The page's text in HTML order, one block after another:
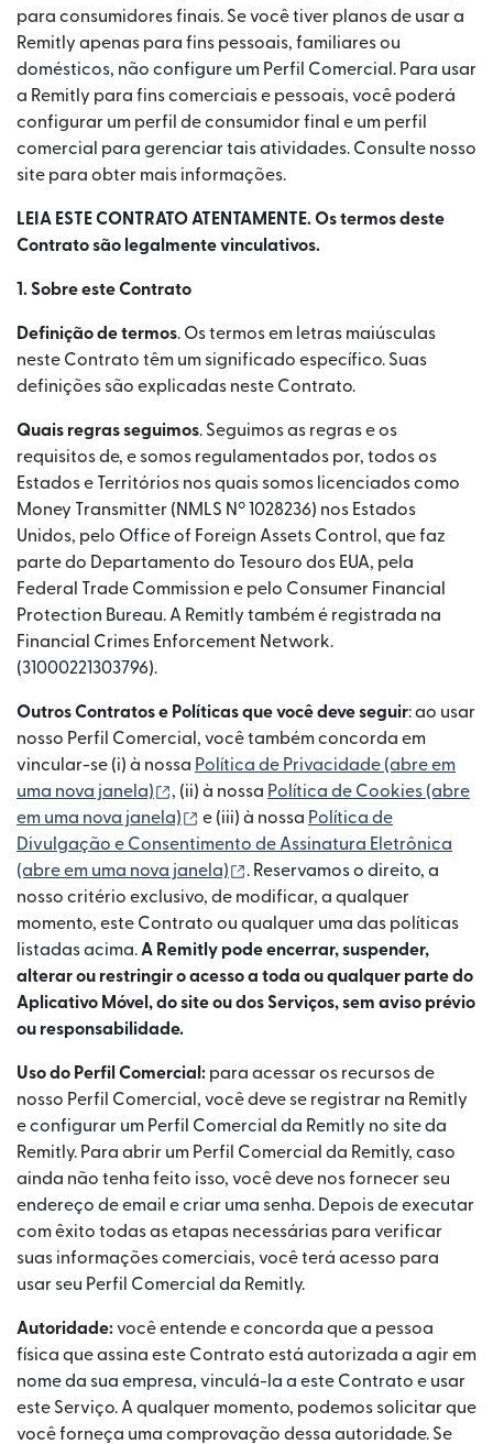
para consumidores finais. Se você tiver planos de usar a
Remitly apenas para fins pessoais, familiares ou
domésticos, não configure um Perfil Comercial. Para usar
a Remitly para fins comerciais e pessoais, você poderá
configurar um perfil de consumidor final e um perfil
comercial para gerenciar tais atividades. Consulte nosso
site para obter mais informações.
LEIA ESTE CONTRATO ATENTAMENTE. Os termos deste
Contrato são legalmente vinculativos.
1. Sobre este Contrato
Definição de termos. Os termos em letras maiúsculas
neste Contrato têm um significado específico. Suas
definições são explicadas neste Contrato.
Quais regras seguimos. Seguimos as regras e os
requisitos de, e somos regulamentados por, todos os
Estados e Territórios nos quais somos licenciados como
Money Transmitter (NMLS Nº 1028236) nos Estados
Unidos, pelo Office of Foreign Assets Control, que faz
parte do Departamento do Tesouro dos EUA, pela
Federal Trade Commission e pelo Consumer Financial
Protection Bureau. A Remitly também é registrada na
Financial Crimes Enforcement Network.
(31000221303796).
Outros Contratos e Políticas que você deve seguir: ao usar
nosso Perfil Comercial, você também concorda em
vincular-se (i) à nossa Política de Privacidade⁠ (abre em
uma nova janela)
(abre em uma nova janela)
, (ii) à nossa Política de Cookies⁠ (abre
em uma nova janela)
(abre em uma nova janela)
e (iii) à nossa Política de
Divulgação e Consentimento de Assinatura Eletrônica⁠
(abre em uma nova janela)
(abre em uma nova janela)
. Reservamos o direito, a
nosso critério exclusivo, de modificar, a qualquer
momento, este Contrato ou qualquer uma das políticas
listadas acima. A Remitly pode encerrar, suspender,
alterar ou restringir o acesso a toda ou qualquer parte do
Aplicativo Móvel, do site ou dos Serviços, sem aviso prévio
ou responsabilidade.
Uso do Perfil Comercial: para acessar os recursos de
nosso Perfil Comercial, você deve se registrar na Remitly
e configurar um Perfil Comercial da Remitly no site da
Remitly. Para abrir um Perfil Comercial da Remitly, caso
ainda não tenha feito isso, você deve nos fornecer seu
endereço de email e criar uma senha. Depois de executar
com êxito todas as etapas necessárias para verificar
suas informações comerciais, você terá acesso para
usar seu Perfil Comercial da Remitly.
Autoridade:você entende e concorda que a pessoa
física que assina este Contrato está autorizada a agir em
nome da sua empresa, vinculá-la a este Contrato e usar
este Serviço. A qualquer momento, podemos solicitar que
você forneça uma comprovação dessa autoridade. Se